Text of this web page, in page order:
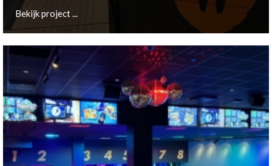
Bekijk project ...